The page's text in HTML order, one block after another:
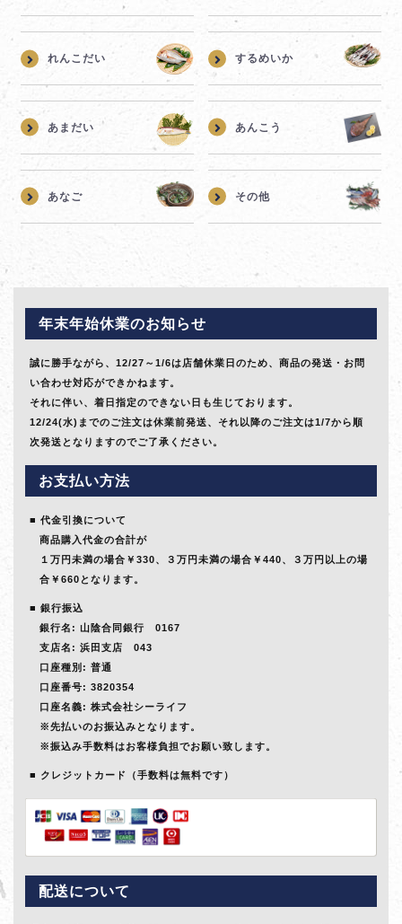
れんこだい するめいか
あまだい あんこう
あなご その他
年末年始休業のお知らせ
誠に勝手ながら、12/27～1/6は店舗休業日のため、商品の発送・お問
い合わせ対応ができかねます。
それに伴い、着日指定のできない日も生じております。
12/24(水)までのご注文は休業前発送、それ以降のご注文は1/7から順
次発送となりますのでご了承ください。
お支払い方法
代金引換について
商品購入代金の合計が
１万円未満の場合￥330、３万円未満の場合￥440、３万円以上の場
合￥660となります。
銀行振込
銀行名: 山陰合同銀行 0167
支店名: 浜田支店 043
口座種別: 普通
口座番号: 3820354
口座名義: 株式会社シーライフ
※先払いのお振込みとなります。
※振込み手数料はお客様負担でお願い致します。
クレジットカード（手数料は無料です）
配送について